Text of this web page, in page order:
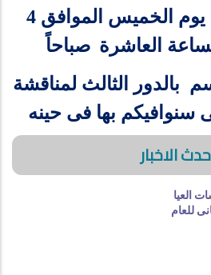
رقم (550) وذلك يوم الخميس الموافق 4
صباحاً
بالدور الثالث لمناقشة
سنوافيكم بها فى حينه
الاخبار
العيا
للعام